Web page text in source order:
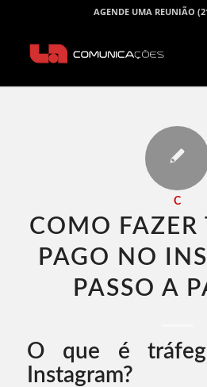
AGENDE UMA REUNIÃO
C
COMO FAZER
PAGO NO
PASSO A
O que é
Instagram?